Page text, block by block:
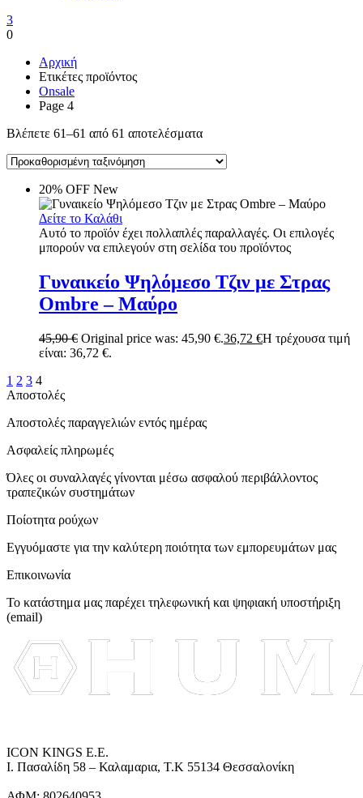
3
0
Αρχική
Ετικέτες προϊόντος
Onsale
Page 4
Βλέπετε 61–61 από 61 αποτελέσματα
20% OFF New
Δείτε το Καλάθι
Αυτό το προϊόν έχει πολλαπλές παραλλαγές. Οι επιλογές
μπορούν να επιλεγούν στη σελίδα του προϊόντος
Γυναικείο Ψηλόμεσο Τζιν με Στρας
Ombre – Μαύρο
45,90€ Original price was: 45,90 €.36,72 €Η τρέχουσα τιμή
είναι: 36,72 €.
1 2 3 4
Αποστολές
Αποστολές παραγγελιών εντός ημέρας
Ασφαλείς πληρωμές
Όλες οι συναλλαγές γίνονται μέσω ασφαλού περιβάλλοντος
τραπεζικών συστημάτων
Ποίοτητα ρούχων
Εγγυόμαστε για την καλύτερη ποιότητα των εμπορευμάτων μας
Επικοινωνία
Το κατάστημα μας παρέχει τηλεφωνική και ψηφιακή υποστήριξη
(email)
ICON KINGS Ε.Ε.
Ι. Πασαλίδη 58 – Καλαμαρια, Τ.Κ 55134 Θεσσαλονίκη